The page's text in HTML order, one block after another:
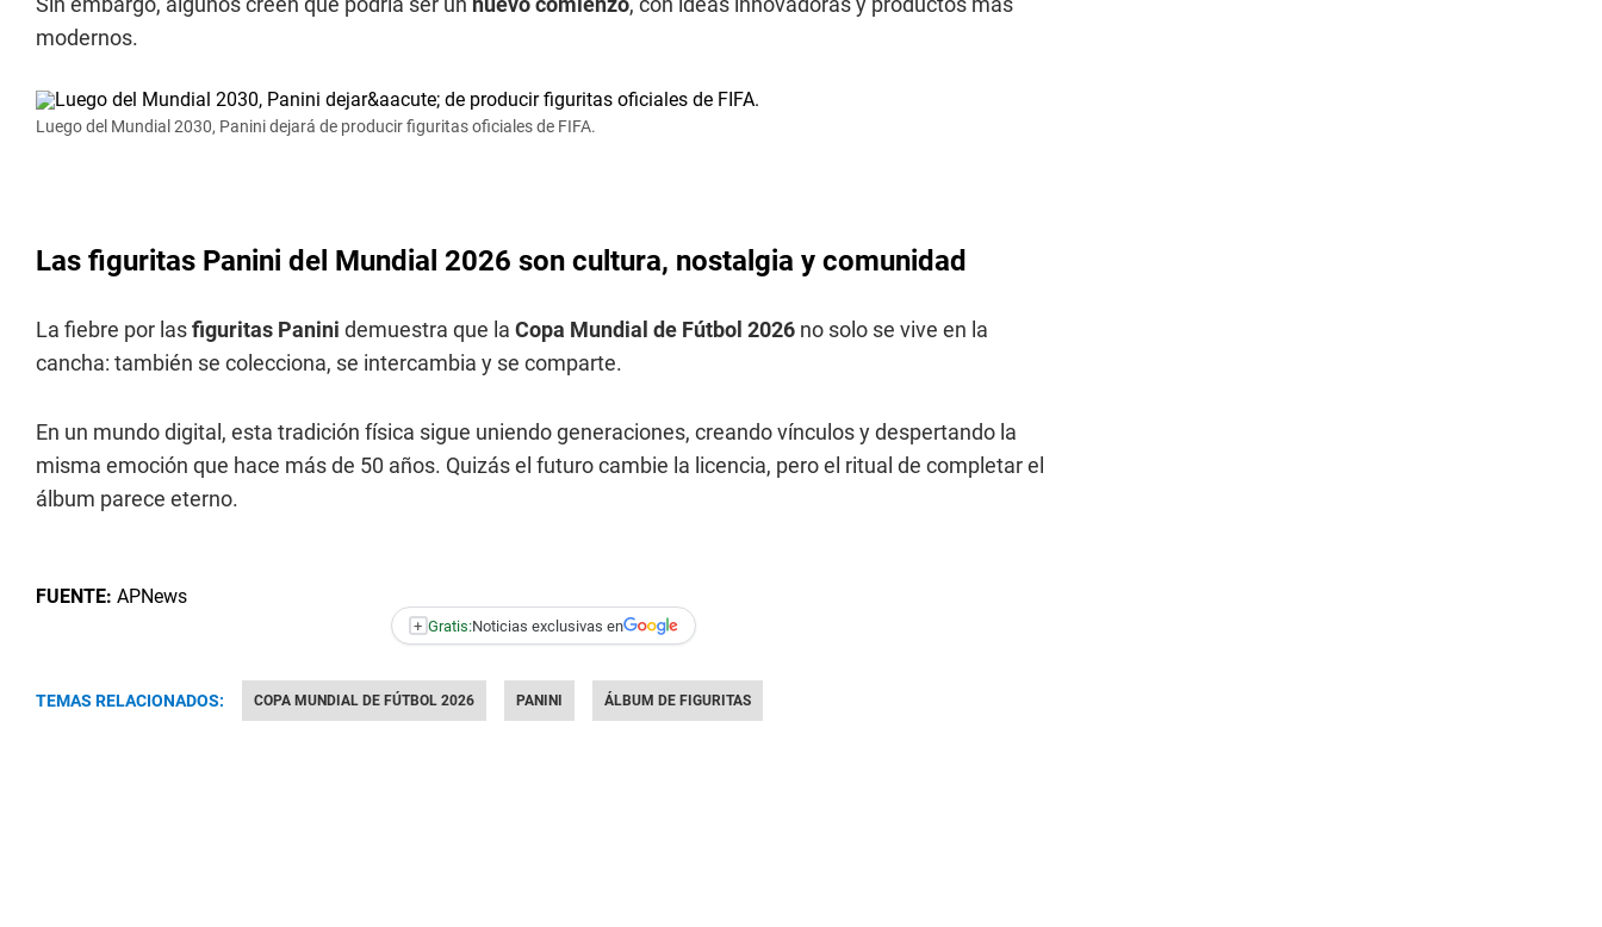
modernos.
Luego del Mundial 2030, Panini dejará de producir figuritas oficiales de FIFA.
Las figuritas Panini del Mundial 2026 son cultura, nostalgia y comunidad
La fiebre por lasfiguritas Panini demuestra que la Copa Mundial de Fútbol 2026 no solo se vive en la
cancha: también se colecciona, se intercambia y se comparte.
En un mundo digital, esta tradición física sigue uniendo generaciones, creando vínculos y despertando la
misma emoción que hace más de 50 años. Quizás el futuro cambie la licencia, pero el ritual de completar el
álbum parece eterno.
FUENTE: APNews
+ Gratis:Noticias exclusivas en
TEMAS RELACIONADOS: COPA MUNDIAL DE FÚTBOL 2026 PANINI ÁLBUM DE FIGURITAS